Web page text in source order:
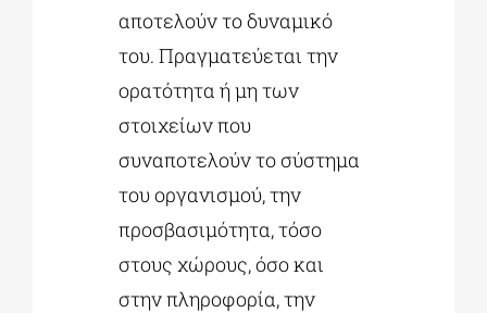
αποτελούν το δυναμικό
του. Πραγματεύεται την
ορατότητα ή μη των
στοιχείων που
συναποτελούν το σύστημα
του οργανισμού, την
προσβασιμότητα, τόσο
στους χώρους, όσο και
στην πληροφορία, την